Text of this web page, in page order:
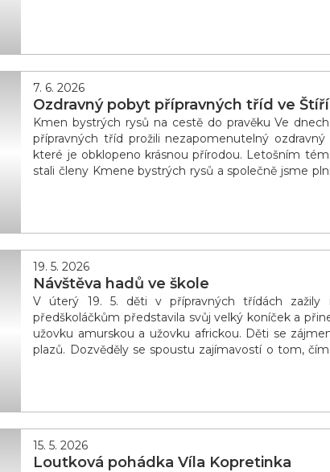
7. 6. 2026
Ozdravný pobyt přípravných tříd ve
Kmen bystrých rysů na cestě do pravěku Ve
přípravných tříd prožili nezapomenutelný
které je obklopeno krásnou přírodou. Letošním
stali členy Kmene bystrých rysů a společně jsme
19. 5. 2026
Návštěva hadů ve škole
V úterý 19. 5. děti v přípravných třídách zažily
předškoláčkům představila svůj velký koníček a
užovku amurskou a užovku africkou. Děti se
plazů. Dozvěděly se spoustu zajímavostí o tom,
15. 5. 2026
Loutková pohádka Víla Kopretinka